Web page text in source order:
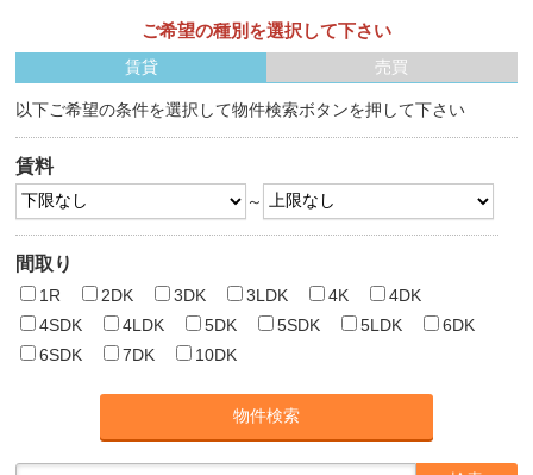
ご希望の種別を選択して下さい
賃貸 売買
以下ご希望の条件を選択して物件検索ボタンを押して下さい
賃料
～
間取り
1R 2DK 3DK 3LDK 4K
4DK
4SDK
4LDK 5DK 5SDK 5LDK
6DK
6SDK
7DK 10DK